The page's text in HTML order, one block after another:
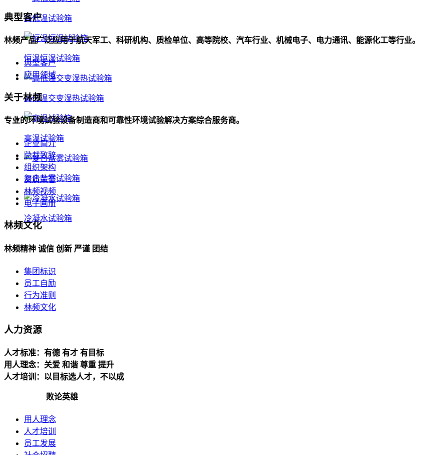
高低温试验箱
恒温恒湿试验箱
高低温交变湿热试验箱
高温试验箱
复合盐雾试验箱
冷凝水试验箱
典型客户
林频产品广泛应用于航天军工、科研机构、质检单位、高等院校、汽车行业、机械电子、电力通讯、能源化工等行业。
典型客户
应用领域
关于林频
专业的环境试验设备制造商和可靠性环境试验解决方案综合服务商。
企业简介
总裁致辞
组织架构
资质荣誉
林频视频
电子画册
林频文化
林频精神 诚信 创新 严谨 团结
集团标识
员工自励
行为准则
林频文化
人力资源
人才标准：有德 有才 有目标
用人理念：关爱 和谐 尊重 提升
人才培训：以目标选人才，不以成
败论英雄
用人理念
人才培训
员工发展